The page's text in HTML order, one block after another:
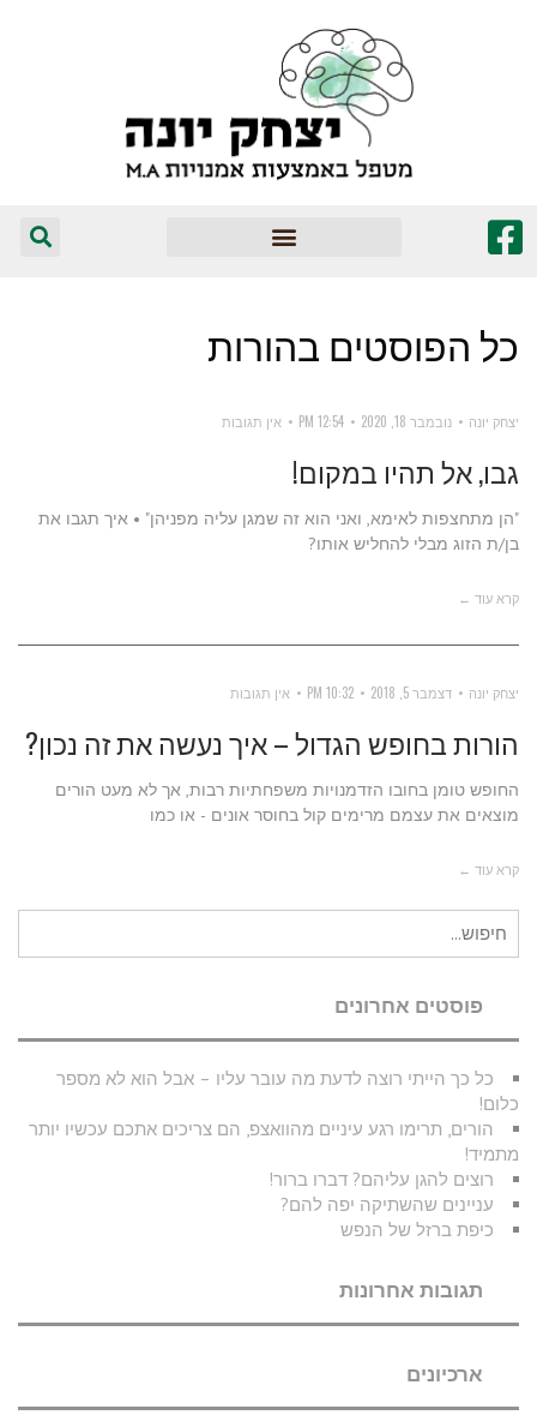
כל הפוסטים בהורות
יצחק יונה נובמבר 18, 2020 12:54 PM אין תגובות
גבו, אל תהיו במקום!
"הן מתחצפות לאימא, ואני הוא זה שמגן עליה מפניהן" • איך תגבו את
בן/ת הזוג מבלי להחליש אותו?
קרא עוד ←
יצחק יונה דצמבר 5, 2018 10:32 PM אין תגובות
הורות בחופש הגדול – איך נעשה את זה נכון?
החופש טומן בחובו הזדמנויות משפחתיות רבות, אך לא מעט הורים
מוצאים את עצמם מרימים קול בחוסר אונים - או כמו
קרא עוד ←
עבור:
פוסטים אחרונים
כל כך הייתי רוצה לדעת מה עובר עליו – אבל הוא לא מספר
כלום!
הורים, תרימו רגע עיניים מהוואצפ, הם צריכים אתכם עכשיו יותר
מתמיד!
רוצים להגן עליהם? דברו ברור!
עניינים שהשתיקה יפה להם?
כיפת ברזל של הנפש
תגובות אחרונות
ארכיונים